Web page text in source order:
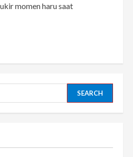
momen haru saat